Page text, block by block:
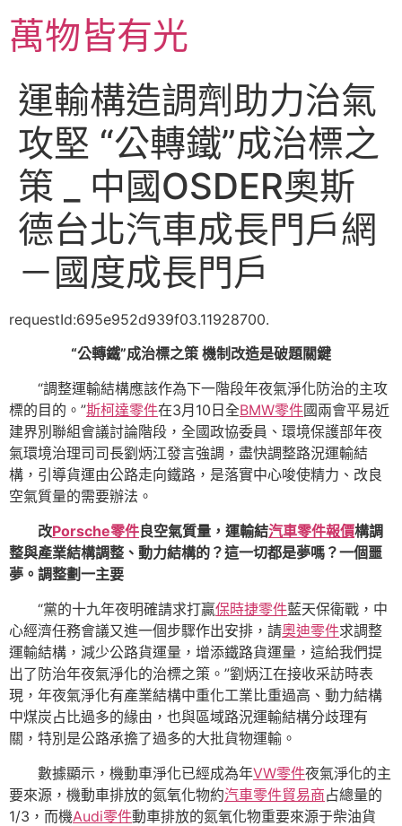
主萬物皆有光
運輸構造調劑助力治氣
攻堅 “公轉鐵”成治標之
策 _ 中國OSDER奧斯
德台北汽車成長門戶網
－國度成長門戶
requestId:695e952d939f03.11928700.
“公轉鐵”成治標之策 機制改造是破題關鍵
“調整運輸結構應該作為下一階段年夜氣淨化防治的主攻
標的目的。”斯柯達零件在3月10日全BMW零件國兩會平易近
建界別聯組會議討論階段，全國政協委員、環境保護部年夜
氣環境治理司司長劉炳江發言強調，盡快調整路況運輸結
構，引導貨運由公路走向鐵路，是落實中心唆使精力、改良
空氣質量的需要辦法。
改Porsche零件良空氣質量，運輸結汽車零件報價構調
整與產業結構調整、動力結構的？這一切都是夢嗎？一個噩
夢。調整劃一主要
“黨的十九年夜明確請求打贏保時捷零件藍天保衛戰，中
心經濟任務會議又進一個步驟作出安排，請奧迪零件求調整
運輸結構，減少公路貨運量，增添鐵路貨運量，這給我們提
出了防治年夜氣淨化的治標之策。”劉炳江在接收采訪時表
現，年夜氣淨化有產業結構中重化工業比重過高、動力結構
中煤炭占比過多的緣由，也與區域路況運輸結構分歧理有
關，特別是公路承擔了過多的大批貨物運輸。
數據顯示，機動車淨化已經成為年VW零件夜氣淨化的主
要來源，機動車排放的氮氧化物約汽車零件貿易商占總量的
1/3，而機Audi零件動車排放的氮氧化物重要來源于柴油貨